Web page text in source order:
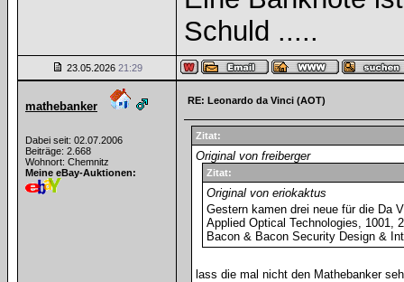
Schuld .....
23.05.2026 21:29
mathebanker
Dabei seit: 02.07.2006
Beiträge: 2.668
Wohnort: Chemnitz
Meine eBay-Auktionen:
RE: Leonardo da Vinci (AOT)
Zitat:
Original von freiberger
Zitat:
Original von eriokaktus
Gestern kamen drei neue für die Da
Applied Optical Technologies, 1001,
Bacon & Bacon Security Design &
lass die mal nicht den Mathebanker